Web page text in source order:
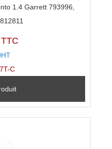
1.4 Garrett 793996,
C